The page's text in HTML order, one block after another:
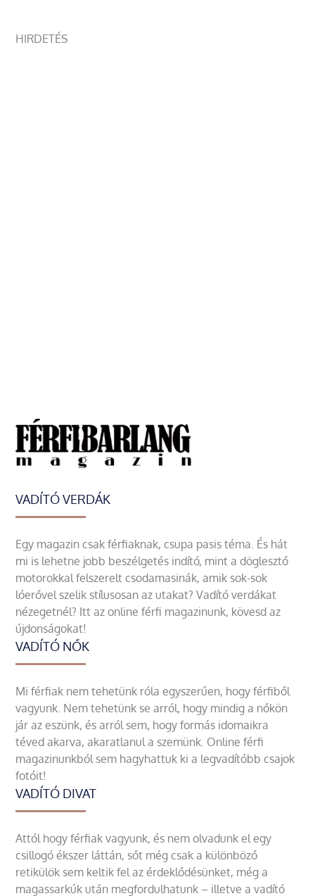
HIRDETÉS
VADÍTÓ VERDÁK
Egy magazin csak férfiaknak, csupa pasis téma. És hát
mi is lehetne jobb beszélgetés indító, mint a döglesztő
motorokkal felszerelt csodamasinák, amik sok-sok
lóerővel szelik stílusosan az utakat? Vadító verdákat
nézegetnél? Itt az online férfi magazinunk, kövesd az
újdonságokat!
VADÍTÓ NŐK
Mi férfiak nem tehetünk róla egyszerűen, hogy férfiből
vagyunk. Nem tehetünk se arról, hogy mindig a nőkön
jár az eszünk, és arról sem, hogy formás idomaikra
téved akarva, akaratlanul a szemünk. Online férfi
magazinunkból sem hagyhattuk ki a legvadítóbb csajok
fotóit!
VADÍTÓ DIVAT
Attól hogy férfiak vagyunk, és nem olvadunk el egy
csillogó ékszer láttán, sőt még csak a különböző
retikülök sem keltik fel az érdeklődésünket, még a
magassarkúk után megfordulhatunk – illetve a vadító